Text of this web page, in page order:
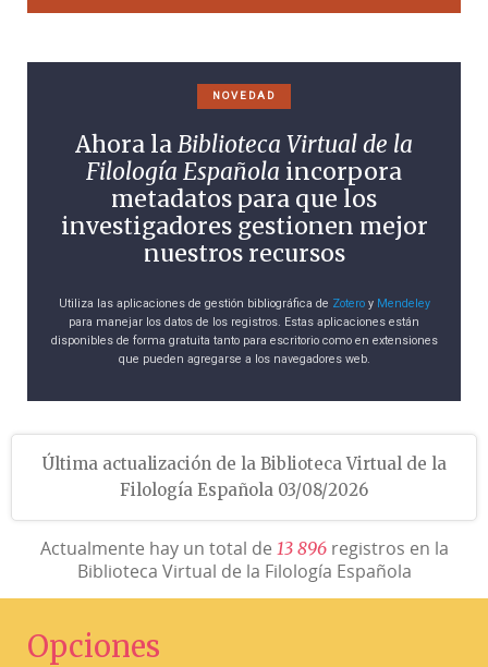
NOVEDAD
Ahora laBiblioteca Virtual de la
Filología Española incorpora
metadatos para que los
investigadores gestionen mejor
nuestros recursos
Utiliza las aplicaciones de gestión bibliográfica de Zoteroy Mendeley
para manejar los datos de los registros. Estas aplicaciones están
disponibles de forma gratuita tanto para escritorio como en extensiones
que pueden agregarse a los navegadores web.
Última actualización de la Biblioteca Virtual de la
Filología Española 03/08/2026
Actualmente hay un total de 13 896registros en la
Biblioteca Virtual de la Filología Española
Opciones